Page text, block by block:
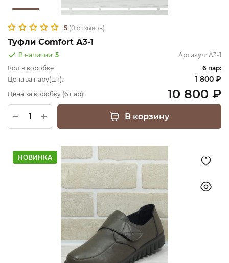
5 (0 отзывов)
Туфли Comfort А3-1
В наличии: 5 Артикул: А3-1
Кол.в коробке
6 пар:
Цена за пару(шт).:
1 800 ₽
Цена за коробку (6 пар): 10 800 ₽
В корзину
НОВИНКА